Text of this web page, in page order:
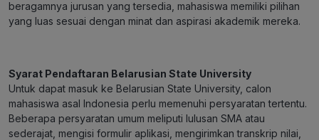
beragamnya jurusan yang tersedia, mahasiswa memiliki pilihan
yang luas sesuai dengan minat dan aspirasi akademik mereka.
Syarat Pendaftaran Belarusian State University
Untuk dapat masuk ke Belarusian State University, calon
mahasiswa asal Indonesia perlu memenuhi persyaratan tertentu.
Beberapa persyaratan umum meliputi lulusan SMA atau
sederajat, mengisi formulir aplikasi, mengirimkan transkrip nilai,